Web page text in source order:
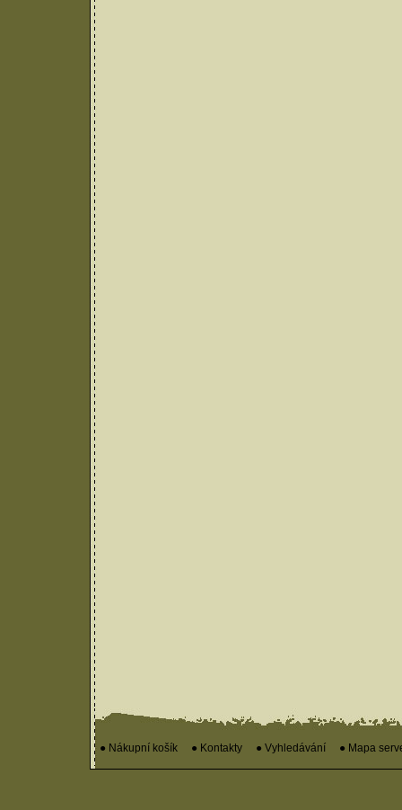
● Nákupní košík ● Kontakty ● Vyhledávání ● Mapa